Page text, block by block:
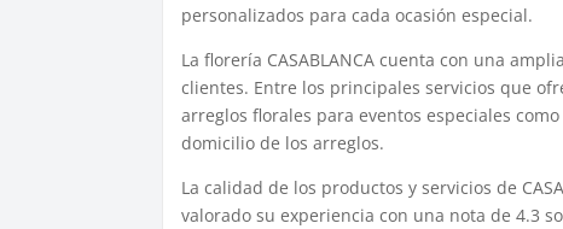
personalizados para cada ocasión especial.
La florería CASABLANCA cuenta con una
clientes. Entre los principales servicios que
arreglos florales para eventos especiales
domicilio de los arreglos.
La calidad de los productos y servicios de
valorado su experiencia con una nota de 4.3